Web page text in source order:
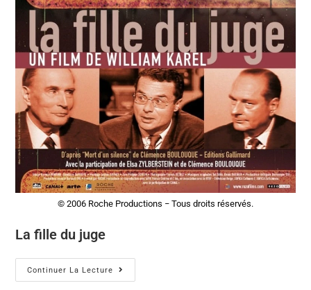
© 2006 Roche Productions − Tous droits réservés.
La fille du juge
Continuer La Lecture